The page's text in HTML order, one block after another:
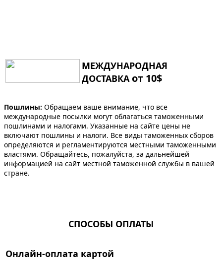
МЕЖДУНАРОДНАЯ
ДОСТАВКА от 10$
Пошлины: Обращаем ваше внимание, что все
международные посылки могут облагаться таможенными
пошлинами и налогами. Указанные на сайте цены не
включают пошлины и налоги. Все виды таможенных сборов
определяются и регламентируются местными таможенными
властями. Обращайтесь, пожалуйста, за дальнейшей
информацией на сайт местной таможенной службы в вашей
стране.
СПОСОБЫ ОПЛАТЫ
Онлайн-оплата картой